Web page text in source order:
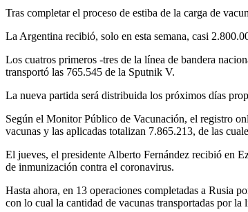
Tras completar el proceso de estiba de la carga de
La Argentina recibió, solo en esta semana, casi
Los cuatros primeros -tres de la línea de bandera
transportó las 765.545 de la Sputnik V.
La nueva partida será distribuida los próximos días
Según el Monitor Público de Vacunación, el registro
vacunas y las aplicadas totalizan 7.865.213, de las
El jueves, el presidente Alberto Fernández recibió en
de inmunización contra el coronavirus.
Hasta ahora, en 13 operaciones completadas a Rusia
con lo cual la cantidad de vacunas transportadas por la